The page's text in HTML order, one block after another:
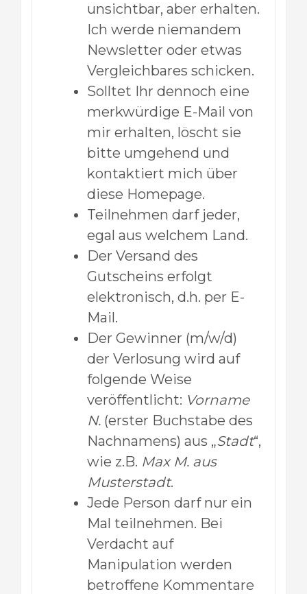
unsichtbar, aber erhalten.
Ich werde niemandem
Newsletter oder etwas
Vergleichbares schicken.
Solltet Ihr dennoch eine
merkwürdige E-Mail von
mir erhalten, löscht sie
bitte umgehend und
kontaktiert mich über
diese Homepage.
Teilnehmen darf jeder,
egal aus welchem Land.
Der Versand des
Gutscheins erfolgt
elektronisch, d.h. per E-
Mail.
Der Gewinner (m/w/d)
der Verlosung wird auf
folgende Weise
veröffentlicht: Vorname
N. (erster Buchstabe des
Nachnamens) aus „Stadt“,
wie z.B. Max M. aus
Musterstadt.
Jede Person darf nur ein
Mal teilnehmen. Bei
Verdacht auf
Manipulation werden
betroffene Kommentare